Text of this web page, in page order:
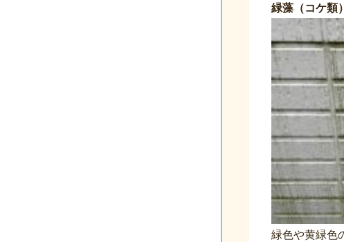
緑藻（コケ類）
緑色や黄緑色